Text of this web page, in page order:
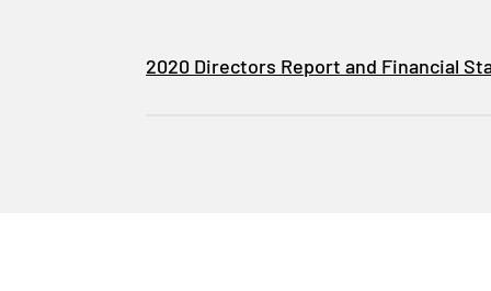
2020 Directors Report and Financial